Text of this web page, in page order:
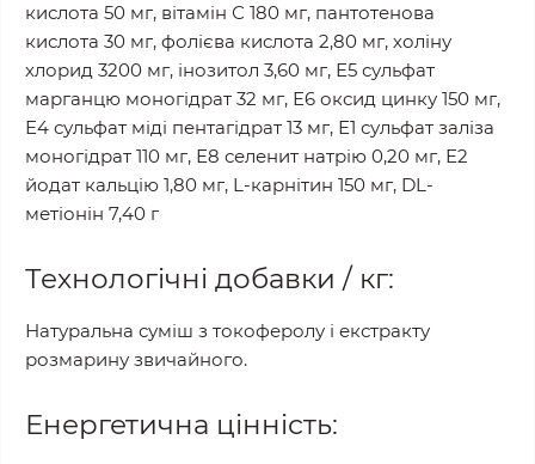
кислота 50 мг, вітамін С 180 мг, пантотенова
кислота 30 мг, фолієва кислота 2,80 мг, холіну
хлорид 3200 мг, інозитол 3,60 мг, Е5 сульфат
марганцю моногідрат 32 мг, Е6 оксид цинку 150 мг,
Е4 сульфат міді пентагідрат 13 мг, Е1 сульфат заліза
моногідрат 110 мг, Е8 селенит натрію 0,20 мг, Е2
йодат кальцію 1,80 мг, L-карнітин 150 мг, DL-
метіонін 7,40 г
Технологічні добавки / кг:
Натуральна суміш з токоферолу і екстракту
розмарину звичайного.
Енергетична цінність: